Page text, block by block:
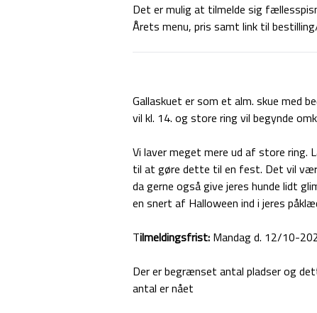
Det er mulig at tilmelde sig
Årets menu, pris samt link til
Gallaskuet er som et alm. skue med
vil kl. 14. og store ring vil begynde
Vi laver meget mere ud af store
til at gøre dette til en fest. Det vil
da gerne også give jeres hunde lidt
en snert af Halloween ind i jeres
Tilmeldingsfrist:Mandag d. 12/10-
Der er begrænset antal pladser og
antal er nået